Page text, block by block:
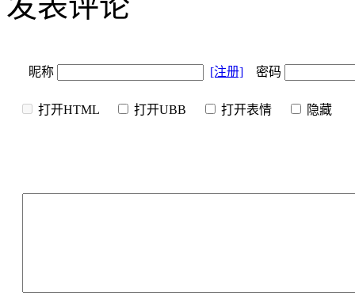
昵称 [注册] 密码
打开HTML 打开UBB 打开表情 隐